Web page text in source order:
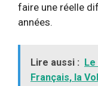
faire une réelle
années.
Lire aussi :
Français, la